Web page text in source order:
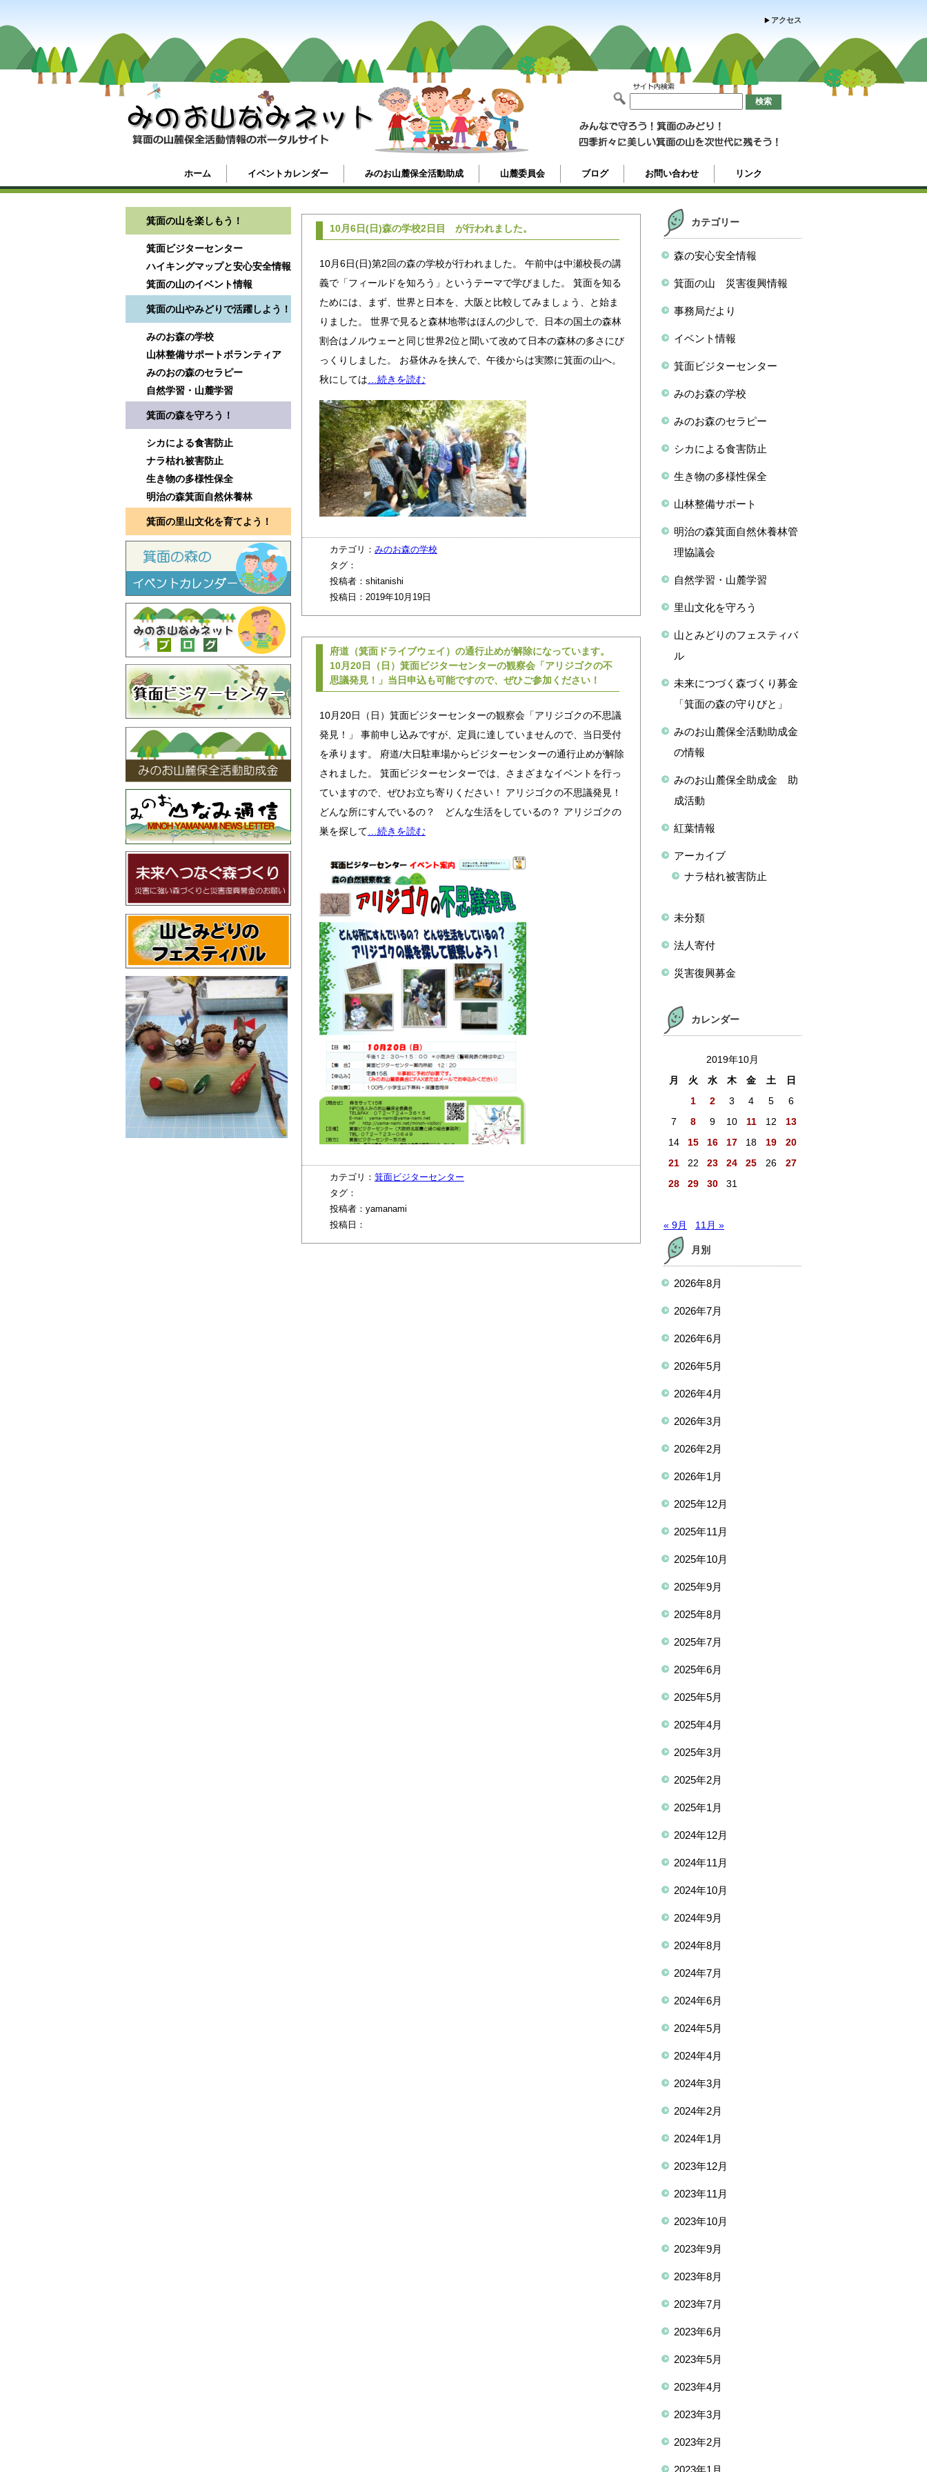
アクセス
ホーム イベントカレンダー みのお山麓保全活動助成 山麓委員会 ブログ お問い合わせ リンク
箕面の山を楽しもう！
箕面ビジターセンター
ハイキングマップと安心安全情報
箕面の山のイベント情報
箕面の山やみどりで活躍しよう！
みのお森の学校
山林整備サポートボランティア
みのおの森のセラピー
自然学習・山麓学習
箕面の森を守ろう！
シカによる食害防止
ナラ枯れ被害防止
生き物の多様性保全
明治の森箕面自然休養林
箕面の里山文化を育てよう！
10月6日(日)森の学校2日目 が行われました。
10月6日(日)第2回の森の学校が行われました。 午前中は中瀬校長の講
義で「フィールドを知ろう」というテーマで学びました。 箕面を知る
ためには、まず、世界と日本を、大阪と比較してみましょう、と始ま
りました。 世界で見ると森林地帯はほんの少しで、日本の国土の森林
割合はノルウェーと同じ世界2位と聞いて改めて日本の森林の多さにび
っくりしました。 お昼休みを挟んで、午後からは実際に箕面の山へ。
秋にしては …続きを読む
カテゴリ： みのお森の学校
タグ：
投稿者：shitanishi
投稿日：2019年10月19日
府道（箕面ドライブウェイ）の通行止めが解除になっています。
10月20日（日）箕面ビジターセンターの観察会「アリジゴクの不
思議発見！」当日申込も可能ですので、ぜひご参加ください！
10月20日（日）箕面ビジターセンターの観察会「アリジゴクの不思議
発見！」 事前申し込みですが、定員に達していませんので、当日受付
を承ります。 府道/大日駐車場からビジターセンターの通行止めが解除
されました。 箕面ビジターセンターでは、さまざまなイベントを行っ
ていますので、ぜひお立ち寄りください！ アリジゴクの不思議発見！
どんな所にすんでいるの？ どんな生活をしているの？ アリジゴクの
巣を探して …続きを読む
カテゴリ： 箕面ビジターセンター
タグ：
投稿者：yamanami
投稿日：
カテゴリー
森の安心安全情報
箕面の山 災害復興情報
事務局だより
イベント情報
箕面ビジターセンター
みのお森の学校
みのお森のセラピー
シカによる食害防止
生き物の多様性保全
山林整備サポート
明治の森箕面自然休養林管
理協議会
自然学習・山麓学習
里山文化を守ろう
山とみどりのフェスティバ
ル
未来につづく森づくり募金
「箕面の森の守りびと」
みのお山麓保全活動助成金
の情報
みのお山麓保全助成金 助
成活動
紅葉情報
アーカイブ
ナラ枯れ被害防止
未分類
法人寄付
災害復興募金
カレンダー
2019年10月
月
火 水 木 金 土
日
1
2 3 4 5
6
7
8 9 10 11 12
13
14
15 16 17 18 19
20
21
22 23 24 25 26
27
28
29 30 31
« 9月 11月 »
月別
2026年8月
2026年7月
2026年6月
2026年5月
2026年4月
2026年3月
2026年2月
2026年1月
2025年12月
2025年11月
2025年10月
2025年9月
2025年8月
2025年7月
2025年6月
2025年5月
2025年4月
2025年3月
2025年2月
2025年1月
2024年12月
2024年11月
2024年10月
2024年9月
2024年8月
2024年7月
2024年6月
2024年5月
2024年4月
2024年3月
2024年2月
2024年1月
2023年12月
2023年11月
2023年10月
2023年9月
2023年8月
2023年7月
2023年6月
2023年5月
2023年4月
2023年3月
2023年2月
2023年1月